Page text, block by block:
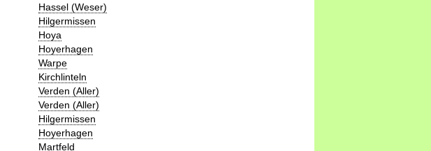
Hassel (Weser)
Hilgermissen
Hoya
Hoyerhagen
Warpe
Kirchlinteln
Verden (Aller)
Verden (Aller)
Hilgermissen
Hoyerhagen
Martfeld